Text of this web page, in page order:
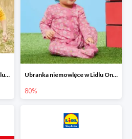
Jesienna moda dla dzieci w Lidlu Online do -30% Ubranka niemowlęce w Lidlu Online do -80%
80%